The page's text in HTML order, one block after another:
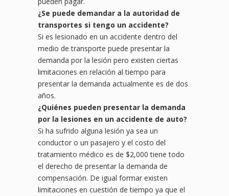
¿Se puede demandar a la autoridad de
transportes si tengo un accidente?
Si es lesionado en un accidente dentro del
medio de transporte puede presentar la
demanda por la lesión pero existen ciertas
limitaciones en relación al tiempo para
presentar la demanda actualmente es de dos
años.
¿Quiénes pueden presentar la demanda
por la lesiones en un accidente de auto?
Si ha sufrido alguna lesión ya sea un
conductor o un pasajero y el costo del
tratamiento médico es de $2,000 tiene todo
el derecho de presentar la demanda de
compensación. De igual formar existen
limitaciones en cuestión de tiempo ya que el